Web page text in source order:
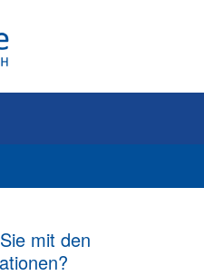
mit den